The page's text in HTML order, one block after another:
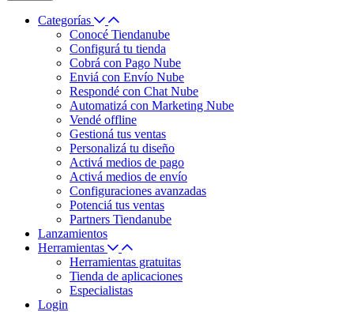
Categorías
Conocé Tiendanube
Configurá tu tienda
Cobrá con Pago Nube
Enviá con Envío Nube
Respondé con Chat Nube
Automatizá con Marketing Nube
Vendé offline
Gestioná tus ventas
Personalizá tu diseño
Activá medios de pago
Activá medios de envío
Configuraciones avanzadas
Potenciá tus ventas
Partners Tiendanube
Lanzamientos
Herramientas
Herramientas gratuitas
Tienda de aplicaciones
Especialistas
Login